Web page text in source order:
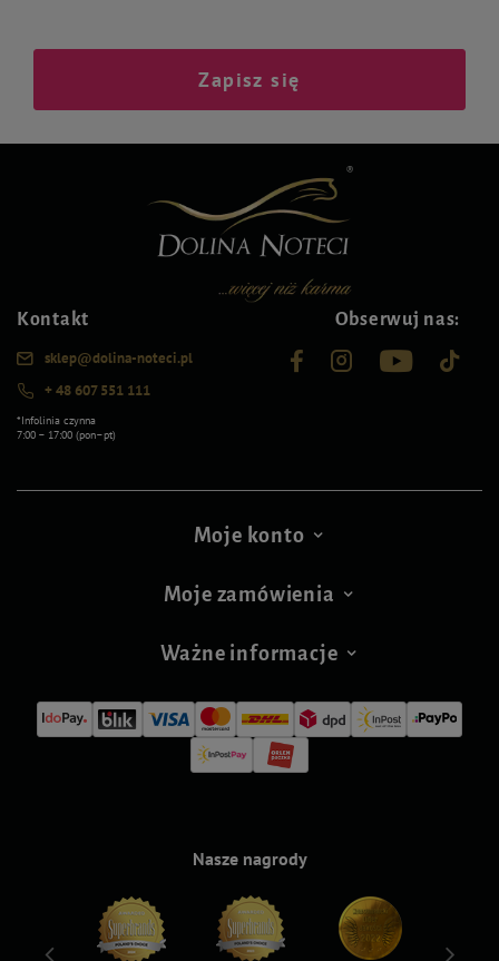
Zapisz się
Kontakt
sklep@dolina-noteci.pl
+ 48 607 551 111
*Infolinia czynna
7:00 – 17:00 (pon–pt)
Obserwuj nas:
Moje konto
Moje zamówienia
Ważne informacje
Nasze nagrody